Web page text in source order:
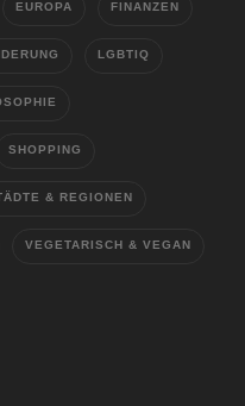
EUROPA FINANZEN
LGBTIQ
SHOPPING
& REGIONEN
VEGETARISCH & VEGAN